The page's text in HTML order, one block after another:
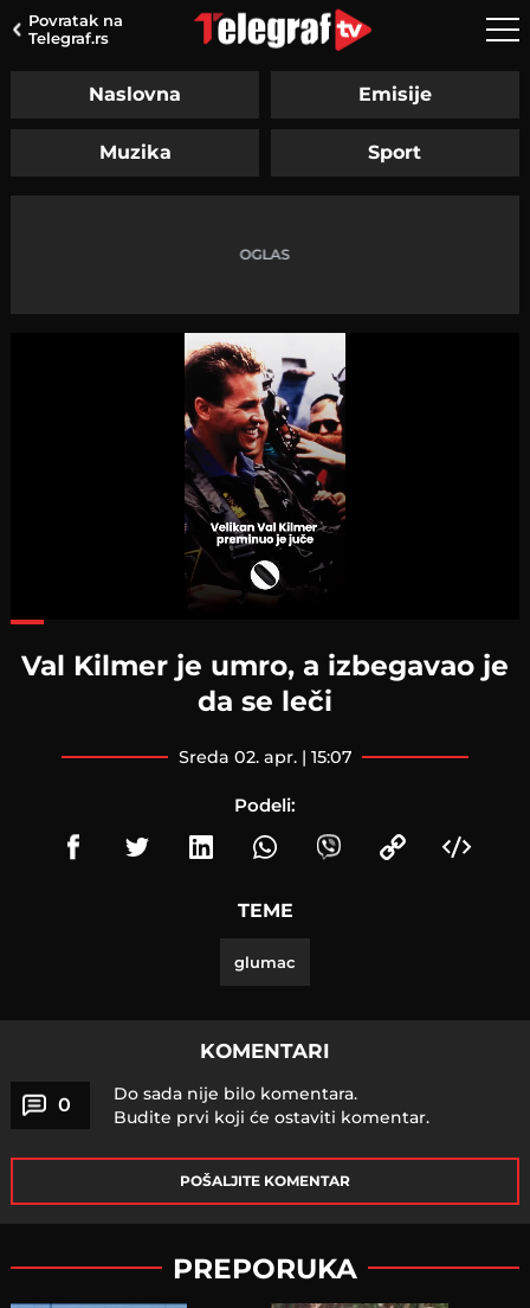
Povratak na
Telegraf.rs
Naslovna Emisije
Muzika Sport
Val Kilmer je umro, a izbegavao je
da se leči
sreda 02. apr. | 15:07
Podeli:
TEME
glumac
KOMENTARI
0
Do sada nije bilo komentara.
Budite prvi koji će ostaviti komentar.
POŠALJITE KOMENTAR
PREPORUKA